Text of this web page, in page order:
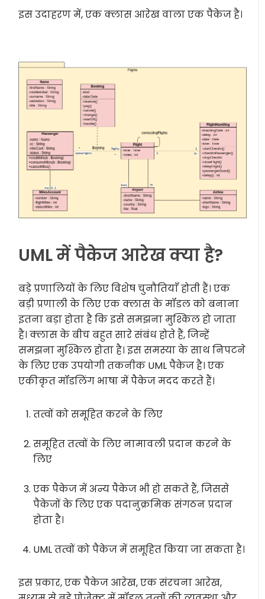
इस उदाहरण में, एक क्लास आरेख वाला एक पैकेज है।
UML में पैकेज आरेख क्या है?
बड़े प्रणालियों के लिए विशेष चुनौतियाँ होती हैं। एक
बड़ी प्रणाली के लिए एक क्लास के मॉडल को बनाना
इतना बड़ा होता है कि इसे समझना मुश्किल हो जाता
है। क्लास के बीच बहुत सारे संबंध होते हैं, जिन्हें
समझना मुश्किल होता है। इस समस्या के साथ निपटने
के लिए एक उपयोगी तकनीक UML पैकेज है। एक
एकीकृत मॉडलिंग भाषा में पैकेज मदद करते हैं।
तत्वों को समूहित करने के लिए
समूहित तत्वों के लिए नामावली प्रदान करने के
लिए
एक पैकेज में अन्य पैकेज भी हो सकते हैं, जिससे
पैकेजों के लिए एक पदानुक्रमिक संगठन प्रदान
होता है।
UML तत्वों को पैकेज में समूहित किया जा सकता है।
इस प्रकार, एक पैकेज आरेख, एक संरचना आरेख,